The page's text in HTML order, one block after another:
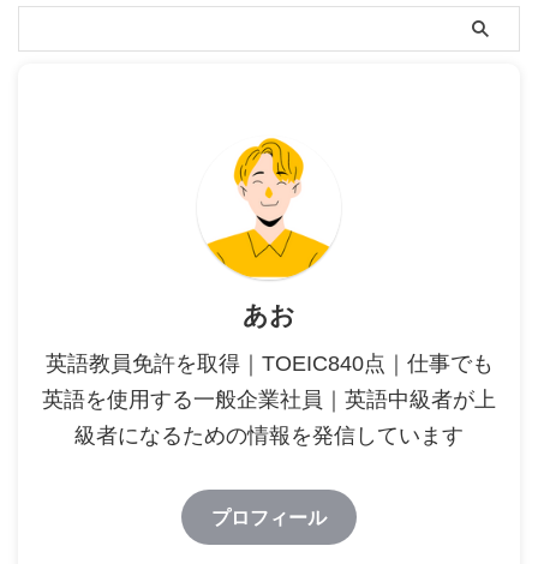
あお
英語教員免許を取得｜TOEIC840点｜仕事でも
英語を使用する一般企業社員｜英語中級者が上
級者になるための情報を発信しています
プロフィール